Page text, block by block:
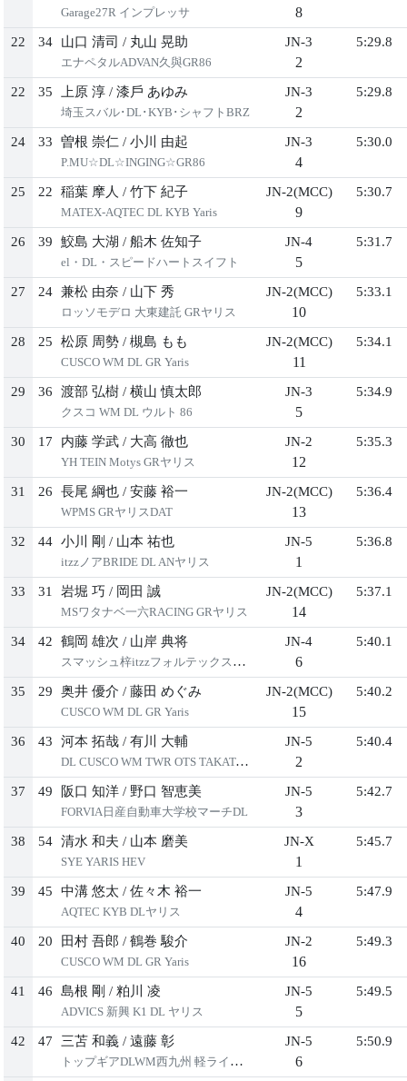
Garage27R インプレッサ 8
22 34 ⼭⼝ 清司 / 丸⼭ 晃助
エナペタルADVAN久與GR86
JN-3
2
5:29.8
22 35 上原 淳 / 漆⼾ あゆみ
埼⽟スバル･DL･KYB･シャフトBRZ
JN-3
2
5:29.8
24 33 曽根 崇仁 / ⼩川 由起
P.MU☆DL☆INGING☆GR86
JN-3
4
5:30.0
25 22 稲葉 摩⼈ / ⽵下 紀⼦
MATEX-AQTEC DL KYB Yaris
JN-2(MCC)
9
5:30.7
26 39 鮫島 ⼤湖 / 船⽊ 佐知⼦
el・DL・スピードハートスイフト
JN-4
5
5:31.7
27 24 兼松 由奈 / ⼭下 秀
ロッソモデロ ⼤東建託 GRヤリス
JN-2(MCC)
10
5:33.1
28 25 松原 周勢 / 槻島 もも
CUSCO WM DL GR Yaris
JN-2(MCC)
11
5:34.1
29 36 渡部 弘樹 / 横⼭ 慎太郎
クスコ WM DL ウルト 86
JN-3
5
5:34.9
30 17 内藤 学武 / ⼤⾼ 徹也
YH TEIN Motys GRヤリス
JN-2
12
5:35.3
31 26 ⻑尾 綱也 / 安藤 裕⼀
WPMS GRヤリスDAT
JN-2(MCC)
13
5:36.4
32 44 ⼩川 剛 / ⼭本 祐也
itzzノアBRIDE DL ANヤリス
JN-5
1
5:36.8
33 31 岩堀 巧 / 岡⽥ 誠
MSワタナベ⼀六RACING GRヤリス
JN-2(MCC)
14
5:37.1
34 42 鶴岡 雄次 / ⼭岸 典将
スマッシュ梓itzzフォルテックスイフト
JN-4
6
5:40.1
35 29 奥井 優介 / 藤⽥ めぐみ
CUSCO WM DL GR Yaris
JN-2(MCC)
15
5:40.2
36 43 河本 拓哉 / 有川 ⼤輔
DL CUSCO WM TWR OTS TAKATAデミオ
JN-5
2
5:40.4
37 49 阪⼝ 知洋 / 野⼝ 智恵美
FORVIA⽇産⾃動⾞⼤学校マーチDL
JN-5
3
5:42.7
38 54 清⽔ 和夫 / ⼭本 磨美
SYE YARIS HEV
JN-X
1
5:45.7
39 45 中溝 悠太 / 佐々⽊ 裕⼀
AQTEC KYB DLヤリス
JN-5
4
5:47.9
40 20 ⽥村 吾郎 / 鶴巻 駿介
CUSCO WM DL GR Yaris
JN-2
16
5:49.3
41 46 島根 剛 / 粕川 凌
ADVICS 新興 K1 DL ヤリス
JN-5
5
5:49.5
42 47 三苫 和義 / 遠藤 彰
トップギアDLWM⻄九州 軽ライフGK5
JN-5
6
5:50.9